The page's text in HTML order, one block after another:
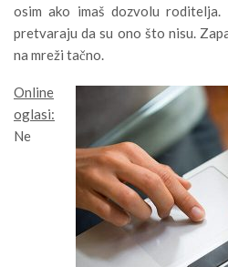
osim ako imaš dozvolu roditelja.
pretvaraju da su ono što nisu.
na mreži tačno.
Online
oglasi:
Ne